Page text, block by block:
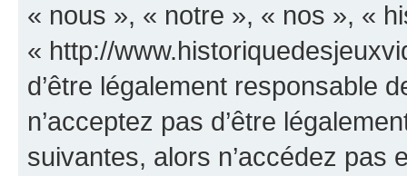
« nous », « notre », « nos », «
« http://
d’être légalement responsable
n’acceptez pas d’être
suivantes, alors n’accédez pas